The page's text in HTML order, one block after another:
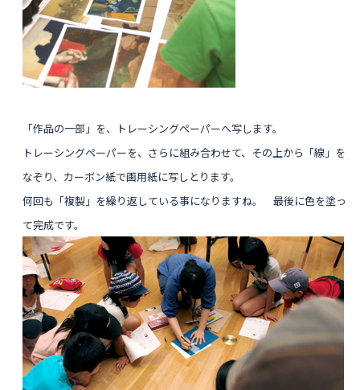
「作品の一部」を、トレーシングペーパーへ写します。
トレーシングペーパーを、さらに組み合わせて、その上から「線」を
なぞり、カーボン紙で画用紙に写しとります。
何回も「複製」を繰り返している事になりますね。 最後に色を塗っ
て完成です。